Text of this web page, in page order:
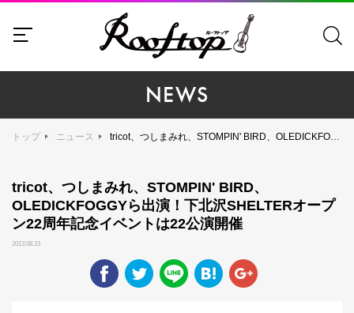
NEWS
トップ ニュース tricot、つしまみれ、STOMPIN' BIRD、OLEDICKFOGGYら出演！下北沢SHELTERオープン22周年記念イベントは22公演開催
tricot、つしまみれ、STOMPIN' BIRD、
OLEDICKFOGGYら出演！下北沢SHELTERオープ
ン22周年記念イベントは22公演開催
2013.08.23